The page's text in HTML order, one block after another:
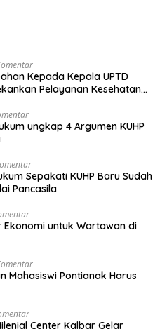
Kepala UPTD
Pelayanan Kesehatan
ungkap 4 Argumen KUHP
Sepakati KUHP Baru Sudah
Pancasila
Ekonomi untuk Wartawan di
Mahasiswi Pontianak Harus
Center Kalbar Gelar